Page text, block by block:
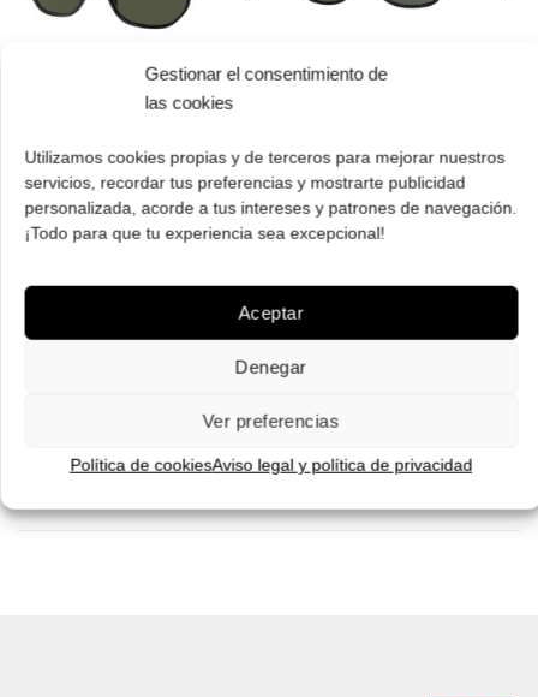
Gestionar el consentimiento de
las cookies
Utilizamos cookies propias y de terceros para mejorar nuestros
servicios, recordar tus preferencias y mostrarte publicidad
personalizada, acorde a tus intereses y patrones de navegación.
¡Todo para que tu experiencia sea excepcional!
Aceptar
Denegar
Ver preferencias
Política de cookiesAviso legal y política de privacidad
Ray Ban RB 2205
901/31 57 Bill one
precio
original
era:
162.00 €.
precio
actual
es:
113.00 €.
¡Comprar!
Ray Ban RB 2132 901
precio
original
era:
152.00 €.
es:
¡Comprar!
€.